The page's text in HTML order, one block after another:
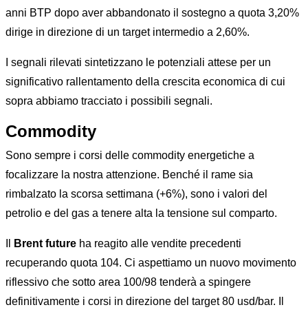
anni BTP dopo aver abbandonato il sostegno a quota 3,20%
dirige in direzione di un target intermedio a 2,60%.
I segnali rilevati sintetizzano le potenziali attese per un
significativo rallentamento della crescita economica di cui
sopra abbiamo tracciato i possibili segnali.
Commodity
Sono sempre i corsi delle commodity energetiche a
focalizzare la nostra attenzione. Benché il rame sia
rimbalzato la scorsa settimana (+6%), sono i valori del
petrolio e del gas a tenere alta la tensione sul comparto.
Brent future ha reagito alle vendite precedenti
recuperando quota 104. Ci aspettiamo un nuovo movimento
riflessivo che sotto area 100/98 tenderà a spingere
definitivamente i corsi in direzione del target 80 usd/bar. Il